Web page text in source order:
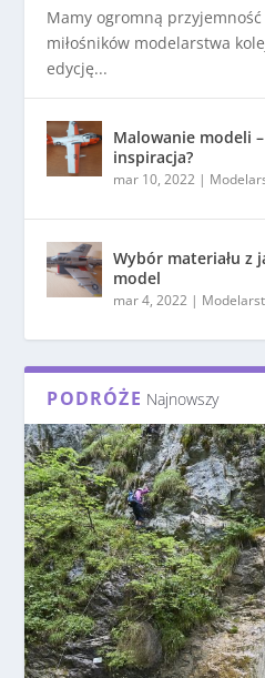
Mamy ogromną
miłośników modelarstwa
edycję...
Malowanie modeli
inspiracja?
mar 10, 2022 |
Wybór materiału z
model
mar 4, 2022 |
PODRÓŻE Najnowszy